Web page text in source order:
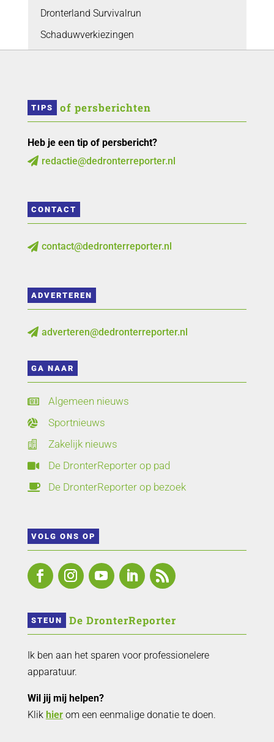
Dronterland Survivalrun
Schaduwverkiezingen
TIPS of persberichten
Heb je een tip of persbericht?
 redactie@dedronterreporter.nl
CONTACT
 contact@dedronterreporter.nl
ADVERTEREN
 adverteren@dedronterreporter.nl
GA NAAR
 Algemeen nieuws
 Sportnieuws
 Zakelijk nieuws
 De DronterReporter op pad
 De DronterReporter op bezoek
VOLG ONS OP
STEUN De DronterReporter
Ik ben aan het sparen voor professionelere
apparatuur.
Wil jij mij helpen?
Klik hierom een eenmalige donatie te doen.